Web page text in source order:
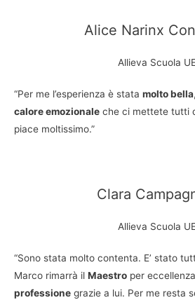
Alice Narinx
Allieva Scuola
“Per me l’esperienza è stata molto bella
calore emozionale che ci mettete tutti
piace moltissimo.”
Clara
Allieva Scuola
“Sono stata molto contenta. E’ stato
Marco rimarrà il Maestro per
professione grazie a lui. Per me resta